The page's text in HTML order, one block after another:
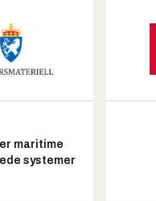
maritime
systemer